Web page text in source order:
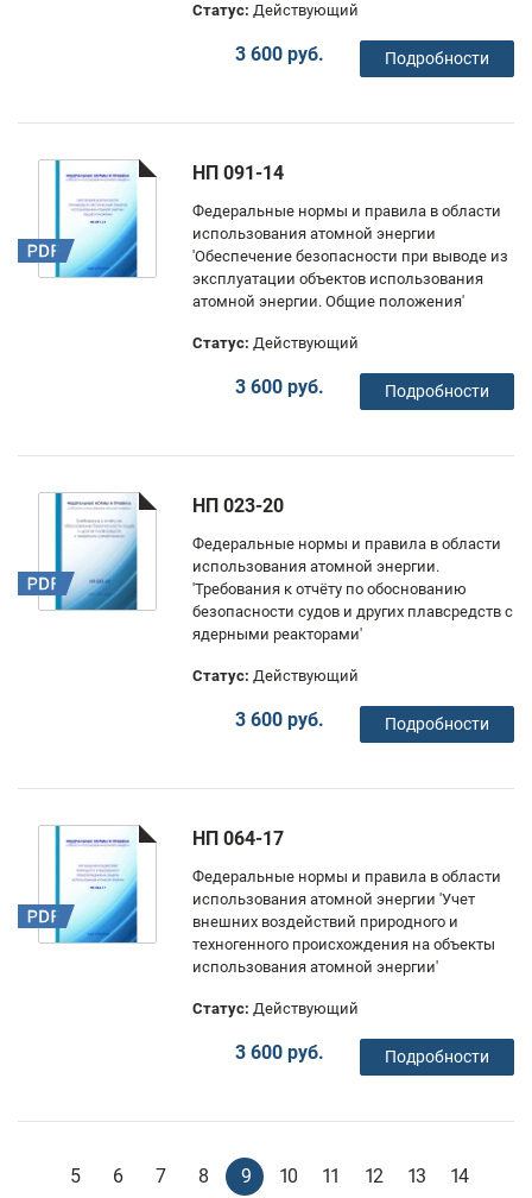
Статус: Действующий
3 600 руб. Подробности
НП 091-14
Федеральные нормы и правила в области
использования атомной энергии
'Обеспечение безопасности при выводе из
эксплуатации объектов использования
атомной энергии. Общие положения'
Статус: Действующий
3 600 руб. Подробности
НП 023-20
Федеральные нормы и правила в области
использования атомной энергии.
'Требования к отчёту по обоснованию
безопасности судов и других плавсредств с
ядерными реакторами'
Статус: Действующий
3 600 руб. Подробности
НП 064-17
Федеральные нормы и правила в области
использования атомной энергии 'Учет
внешних воздействий природного и
техногенного происхождения на объекты
использования атомной энергии'
Статус: Действующий
3 600 руб. Подробности
5 6 7 8 9 10 11 12 13 14